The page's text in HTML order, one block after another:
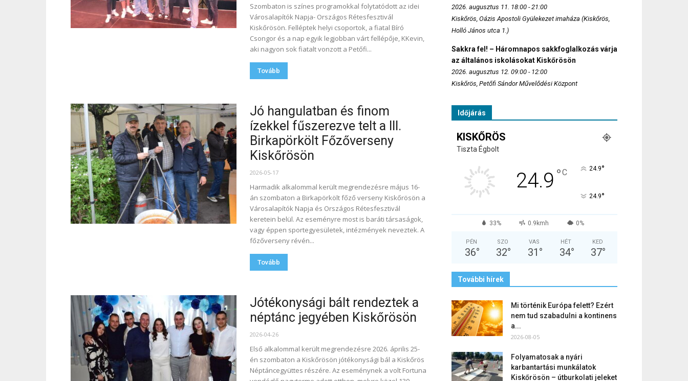
Szombaton is színes programokkal folytatódott az idei
Városalapítók Napja- Országos Rétesfesztivál
Kiskőrösön. Felléptek helyi csoportok, a fiatal Bíró
Csongor és a nap egyik legjobban várt fellépője, KKevin,
aki nagyon sok fiatalt vonzott a Petőfi...
Tovább
Jó hangulatban és finom
ízekkel fűszerezve telt a III.
Birkapörkölt Főzőverseny
Kiskőrösön
2026-05-17
Harmadik alkalommal került megrendezésre május 16-
án szombaton a Birkapörkölt főző verseny Kiskőrösön a
Városalapítók Napja és Országos Rétesfesztivál
keretein belül. Az eseményre most is baráti társaságok,
vagy éppen sportegyesületek, intézmények neveztek. A
főzőverseny révén...
Tovább
Jótékonysági bált rendeztek a
néptánc jegyében Kiskőrösön
2026-04-26
Első alkalommal került megrendezésre 2026. április 25-
én szombaton a Kiskőrösön jótékonysági bál a Kiskőrös
Néptáncegyüttes részére. Az eseménynek a volt Fortuna
2026. augusztus 11. 18:00 - 21:00
Kiskőrös, Oázis Apostoli Gyülekezet imaháza (Kiskőrös,
Holló János utca 1.)
Sakkra fel! – Háromnapos sakkfoglalkozás várja
az általános iskolásokat Kiskőrösön
2026. augusztus 12. 09:00 - 12:00
Kiskőrös, Petőfi Sándor Művelődési Központ
Időjárás
KISKŐRÖS
Tiszta Égbolt
24.9 °C 24.9°
24.9°
33% 0.9kmh 0%
PÉN
36°
SZO
32°
VAS
31 °
HÉT
34°
KED
37°
További hírek
Mi történik Európa felett? Ezért
nem tud szabadulni a kontinens
a...
2026-08-05
Folyamatosak a nyári
karbantartási munkálatok
Kiskőrösön – útburkolati jeleket